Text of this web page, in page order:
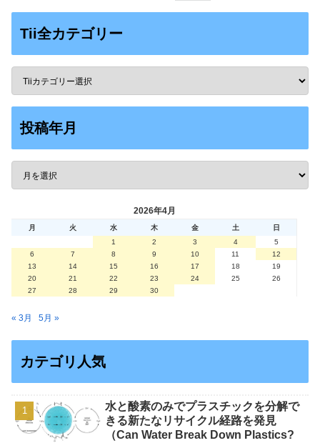
Tii全カテゴリー
投稿年月
2026年4月
月 火 水 木 金 土
日
1
2 3 4
5
6
7 8 9 10 11
12
13
14 15 16 17 18
19
20
21 22 23 24 25
26
27
28 29 30
« 3月 5月 »
カテゴリ人気
水と酸素のみでプラスチックを分解で
きる新たなリサイクル経路を発見
（Can Water Break Down Plastics?